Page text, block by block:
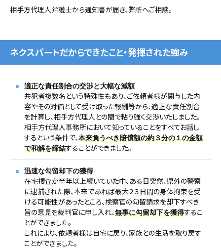
相手方代理人弁護士から通知書が届き、弊所へご相談。
ネクスパートだからできたこと・発揮された強み
適正な責任割合の交渉と大幅な減額
共犯者複数名という特殊性もあり、ご依頼者様が関与した内
容やその対価として受け取った報酬等から、適正な責任割合
を計算し、相手方代理人との間で粘り強く交渉いたしました。
相手方代理人事務所において知っていることをすべてお話し
するという条件で、本来負うべき賠償額の約３分の１の金額
で和解を締結することができました。
迅速な勾留却下の獲得
在宅捜査が半年以上続いていた中、ある日突然、県外の警察
に逮捕された際、本来であれば最大２３日間の身体拘束を受
ける可能性があったところ、検察官の勾留請求を却下すべき
旨の意見を裁判官に申し入れ、無事に勾留却下を獲得するこ
とができました。
これにより、依頼者様は自宅に戻り、家族との生活を取り戻す
ことができました。